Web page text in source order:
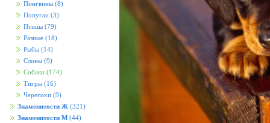
Пингвины (8)
Попугаи (3)
Птицы (79)
Разные (18)
Рыбы (14)
Слоны (9)
Собаки (174)
Тигры (16)
Черепахи (9)
Знаменитости Ж (321)
Знаменитости М (44)